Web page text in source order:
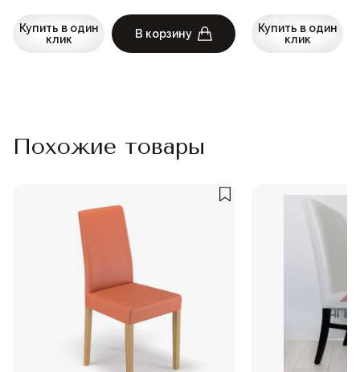
Купить в один
клик
В корзину
Купить в один
клик
Похожие товары